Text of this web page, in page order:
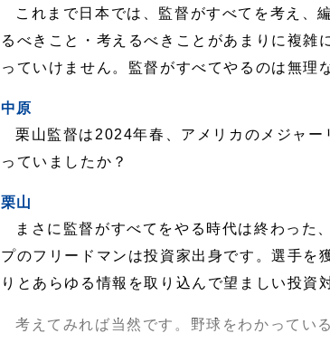
これまで日本では、監督がすべてを考え、
るべきこと・考えるべきことがあまりに複雑
っていけません。監督がすべてやるのは無理
中原
栗山監督は2024年春、アメリカのメジャ
っていましたか？
栗山
まさに監督がすべてをやる時代は終わった
プのフリードマンは投資家出身です。選手を
りとあらゆる情報を取り込んで望ましい投資
考えてみれば当然です。野球をわかってい